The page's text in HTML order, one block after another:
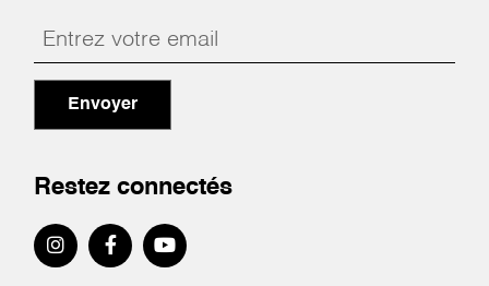
Envoyer
Restez connectés